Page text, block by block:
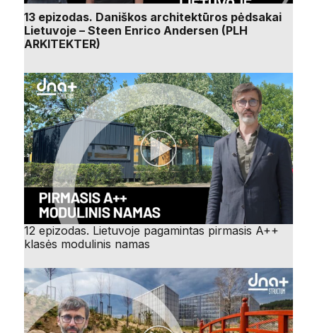
13 epizodas. Daniškos architektūros pėdsakai
Lietuvoje – Steen Enrico Andersen (PLH
ARKITEKTER)
12 epizodas. Lietuvoje pagamintas pirmasis A++
klasės modulinis namas